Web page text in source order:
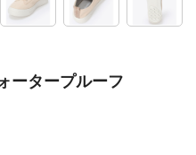
ータープルーフ